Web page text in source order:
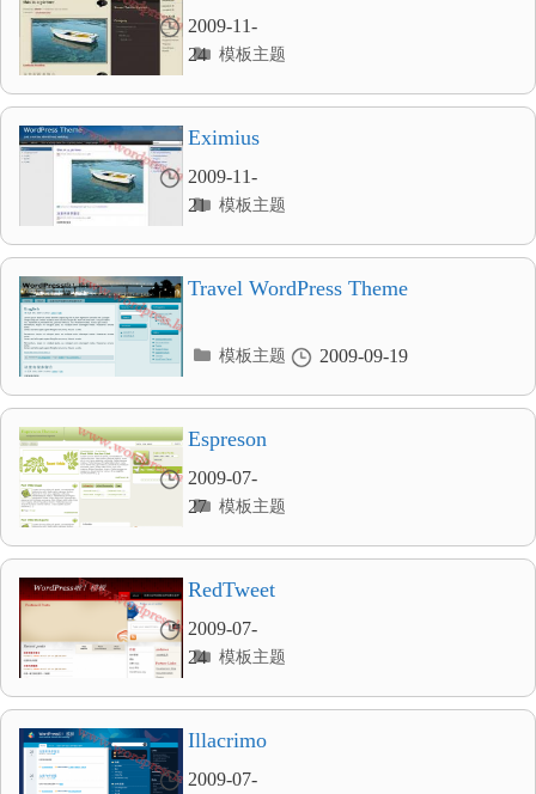
2009-11-
24
分
模板主题
Eximius
2009-11-
21
分
模板主题
Travel WordPress Theme
2009-09-19
分
模板主题
Espreson
2009-07-
27
分
录
模板主题
RedTweet
2009-07-
24
分
模板主题
Illacrimo
2009-07-